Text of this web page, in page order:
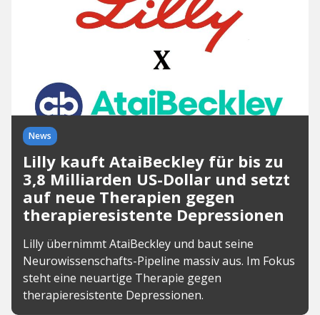
News
Lilly kauft AtaiBeckley für bis zu
3,8 Milliarden US-Dollar und setzt
auf neue Therapien gegen
therapieresistente Depressionen
Lilly übernimmt AtaiBeckley und baut seine
Neurowissenschafts-Pipeline massiv aus. Im Fokus
steht eine neuartige Therapie gegen
therapieresistente Depressionen.